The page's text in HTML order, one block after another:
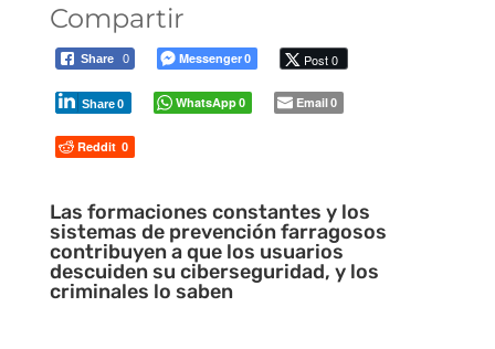
Compartir
Share 0 Messenger0 Post 0
Share0 WhatsApp0 Email0
Reddit 0
Las formaciones constantes y los
sistemas de prevención farragosos
contribuyen a que los usuarios
descuiden su ciberseguridad, y los
criminales lo saben